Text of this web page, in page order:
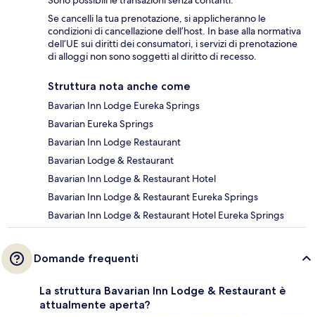
Se cancelli la tua prenotazione, si applicheranno le
condizioni di cancellazione dell’host. In base alla normativa
dell’UE sui diritti dei consumatori, i servizi di prenotazione
di alloggi non sono soggetti al diritto di recesso.
Struttura nota anche come
Bavarian Inn Lodge Eureka Springs
Bavarian Eureka Springs
Bavarian Inn Lodge Restaurant
Bavarian Lodge & Restaurant
Bavarian Inn Lodge & Restaurant Hotel
Bavarian Inn Lodge & Restaurant Eureka Springs
Bavarian Inn Lodge & Restaurant Hotel Eureka Springs
Domande frequenti
La struttura Bavarian Inn Lodge & Restaurant è
attualmente aperta?